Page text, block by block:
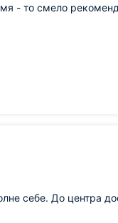
- то смело
себе. До центра